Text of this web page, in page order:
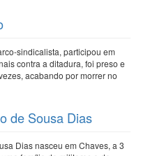
sindicalista, participou em
contra a ditadura, foi preso e
acabando por morrer no
de Sousa Dias
Dias nasceu em Chaves, a 3